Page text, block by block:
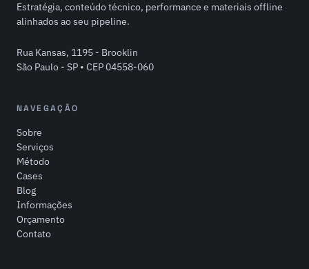
Estratégia, conteúdo técnico, performance e materiais offline
alinhados ao seu pipeline.
Rua Kansas, 1195 - Brooklin
São Paulo - SP • CEP 04558-060
NAVEGAÇÃO
Sobre
Serviços
Método
Cases
Blog
Informações
Orçamento
Contato